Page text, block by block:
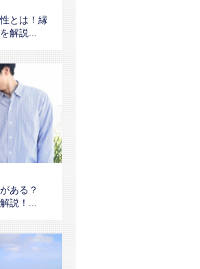
とは！縁
解説...
がある？
説！...